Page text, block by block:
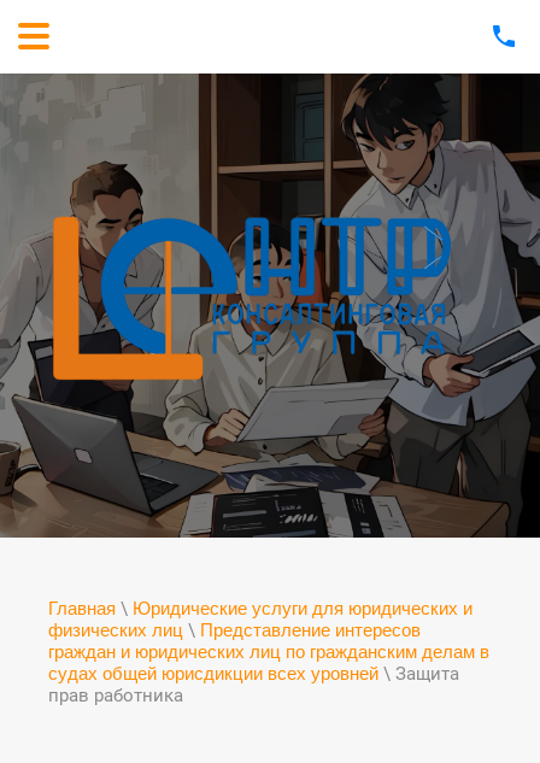
Главная \ Юридические услуги для юридических и
физических лиц \ Представление интересов
граждан и юридических лиц по гражданским делам в
судах общей юрисдикции всех уровней \ Защита
прав работника